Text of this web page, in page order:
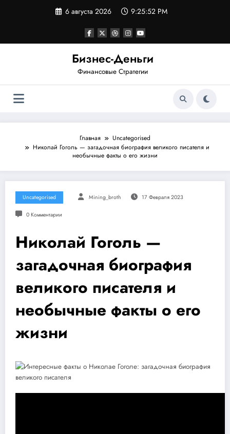
6 августа 2026 9:25:53 PM
Бизнес-Деньги
Финансовые Стратегии
Главная
Uncategorised
Николай Гоголь — загадочная биография великого писателя и
необычные факты о его жизни
Uncategorised Mining_broth 17 Февраля 2023
0 Комментарии
Николай Гоголь —
загадочная биография
великого писателя и
необычные факты о его
жизни